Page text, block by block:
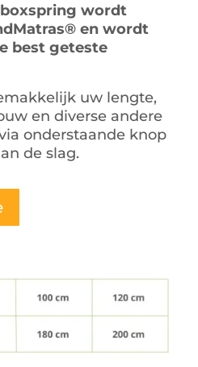
wordt
en wordt
best geteste
uw lengte,
en diverse andere
onderstaande knop
de slag.